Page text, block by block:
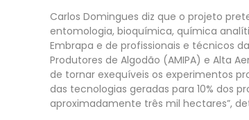
Carlos Domingues diz que o projeto
entomologia, bioquímica, química
Embrapa e de profissionais e técnicos
Produtores de Algodão (AMIPA) e Alta
de tornar exequíveis os experimentos
das tecnologias geradas para 10% dos
aproximadamente três mil hectares”,